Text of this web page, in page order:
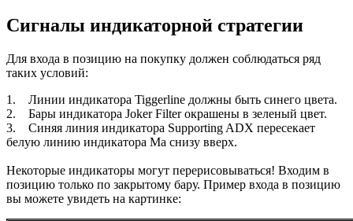
Сигналы индикаторной стратегии
Для входа в позицию на покупку должен соблюдаться ряд
таких условий:
1. Линии индикатора Tiggerline должны быть синего цвета.
2. Бары индикатора Joker Filter окрашены в зеленый цвет.
3. Синяя линия индикатора Supporting ADX пересекает
белую линию индикатора Ma снизу вверх.
Некоторые индикаторы могут перерисовываться! Входим в
позицию только по закрытому бару. Пример входа в позицию
вы можете увидеть на картинке: